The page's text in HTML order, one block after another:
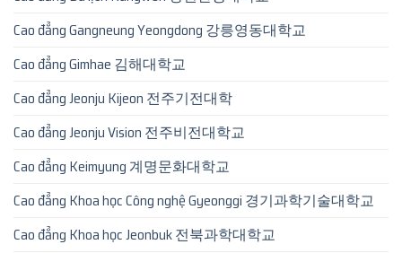
Cao đẳng Gangneung Yeongdong 강릉영동대학교
Cao đẳng Gimhae 김해대학교
Cao đẳng Jeonju Kijeon 전주기전대학
Cao đẳng Jeonju Vision 전주비전대학교
Cao đẳng Keimyung 계명문화대학교
Cao đẳng Khoa học Công nghệ Gyeonggi 경기과학기술대학교
Cao đẳng Khoa học Jeonbuk 전북과학대학교